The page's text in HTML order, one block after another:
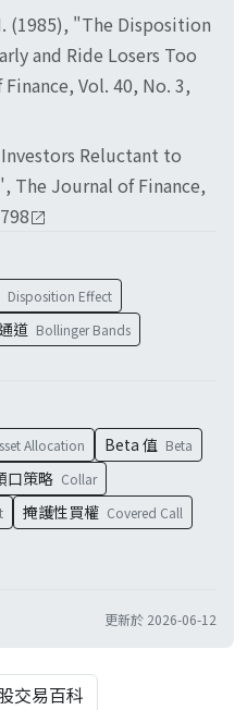
(1985), "The Disposition
and Ride Losers Too
Vol. 40, No. 3,
Reluctant to
The Journal of Finance,
Disposition Effect
道 Bollinger Bands
Allocation Beta 值 Beta
口策略 Collar
掩護性買權 Covered Call
更新於 2026-06-12
交易百科